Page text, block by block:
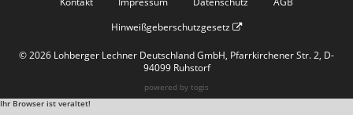
Hinweißgeberschutzgesetz
© 2026 Lohberger Lechner Deutschland GmbH, Pfarrkirchener Str. 2, D-
94099 Ruhstorf
powered by togis
Ihr Browser ist veraltet!